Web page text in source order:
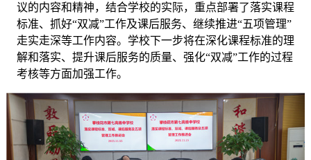
议的内容和精神，结合学校的实际，重点部署了落实课程
标准、抓好“双减”工作及课后服务、继续推进“五项管理”
走实走深等工作内容。学校下一步将在深化课程标准的理
解和落实、提升课后服务的质量、强化“双减”工作的过程
考核等方面加强工作。